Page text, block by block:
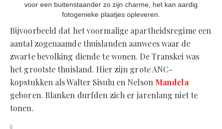
voor een buitenstaander zo zijn charme, het kan aardig
fotogenieke plaatjes opleveren.
Bijvoorbeeld dat het voormalige apartheidsregime een
aantal zogenaamde thuislanden aanwees waar de
zwarte bevolking diende te wonen. De Transkei was
het grootste thuisland. Hier zijn grote ANC-
kopstukken als Walter Sisulu en Nelson Mandela
geboren. Blanken durfden zich er jarenlang niet te
tonen.